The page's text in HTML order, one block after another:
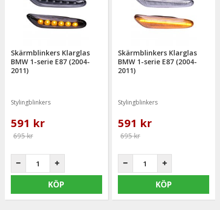
Skärmblinkers Klarglas
BMW 1-serie E87 (2004-
2011)
Stylingblinkers
591 kr
695 kr
KÖP
Skärmblinkers Klarglas
BMW 1-serie E87 (2004-
2011)
Stylingblinkers
591 kr
695 kr
KÖP